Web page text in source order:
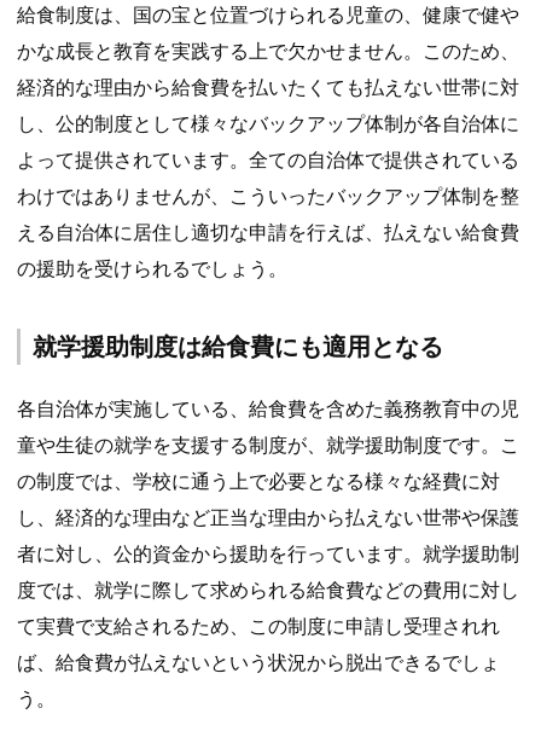
給食制度は、国の宝と位置づけられる児童の、健康で健や
かな成長と教育を実践する上で欠かせません。このため、
経済的な理由から給食費を払いたくても払えない世帯に対
し、公的制度として様々なバックアップ体制が各自治体に
よって提供されています。全ての自治体で提供されている
わけではありませんが、こういったバックアップ体制を整
える自治体に居住し適切な申請を行えば、払えない給食費
の援助を受けられるでしょう。
就学援助制度は給食費にも適用となる
各自治体が実施している、給食費を含めた義務教育中の児
童や生徒の就学を支援する制度が、就学援助制度です。こ
の制度では、学校に通う上で必要となる様々な経費に対
し、経済的な理由など正当な理由から払えない世帯や保護
者に対し、公的資金から援助を行っています。就学援助制
度では、就学に際して求められる給食費などの費用に対し
て実費で支給されるため、この制度に申請し受理されれ
ば、給食費が払えないという状況から脱出できるでしょ
う。